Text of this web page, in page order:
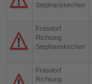
Stephanskirchen
Frasdorf
Richtung
Stephanskirchen
Frasdorf
Richtung